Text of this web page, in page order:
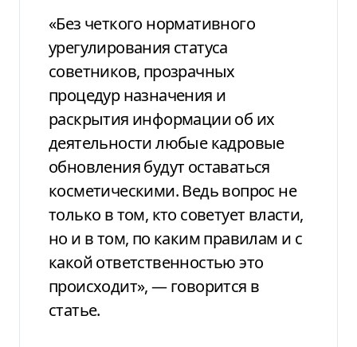
«Без четкого нормативного
урегулирования статуса
советников, прозрачных
процедур назначения и
раскрытия информации об их
деятельности любые кадровые
обновления будут оставаться
косметическими. Ведь вопрос не
только в том, кто советует власти,
но и в том, по каким правилам и с
какой ответственностью это
происходит», — говорится в
статье.